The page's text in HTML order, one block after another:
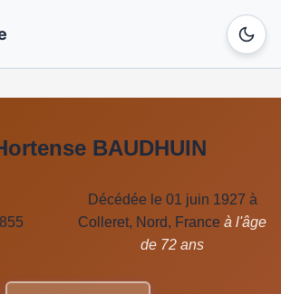
BAUDHUIN
Décédée le 01 juin 1927 à
Colleret, Nord, France à l'âge
de 72 ans